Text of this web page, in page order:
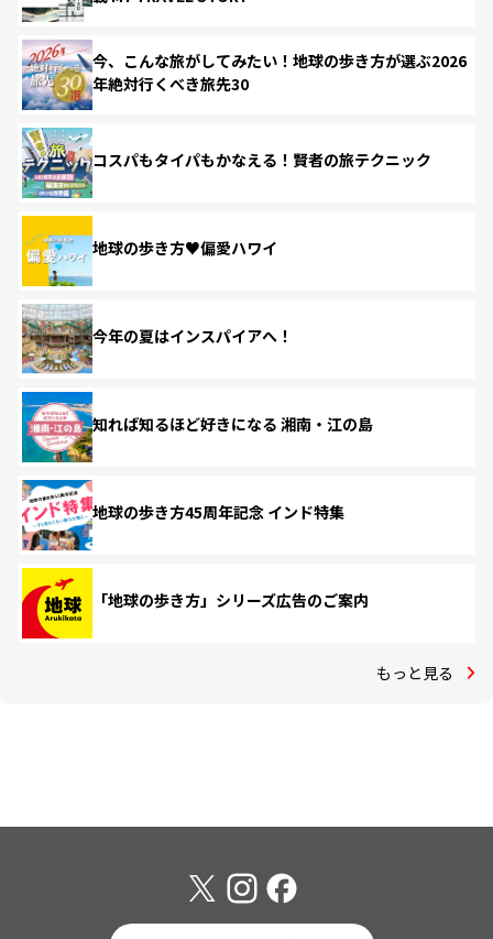
今、こんな旅がしてみたい！地球の歩き方が選ぶ2026
年絶対行くべき旅先30
コスパもタイパもかなえる！賢者の旅テクニック
地球の歩き方♥偏愛ハワイ
今年の夏はインスパイアへ！
知れば知るほど好きになる 湘南・江の島
地球の歩き方45周年記念 インド特集
「地球の歩き方」シリーズ広告のご案内
もっと見る